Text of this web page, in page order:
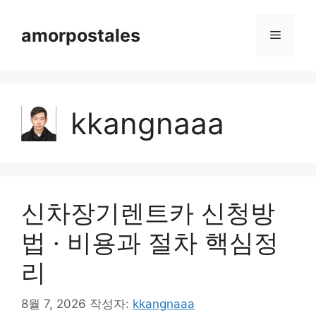
amorpostales 메
kkangnaaa
신차장기렌트카 신청방
법 · 비용과 절차 핵심정
리
8월 7, 2026 작성자: kkangnaaa